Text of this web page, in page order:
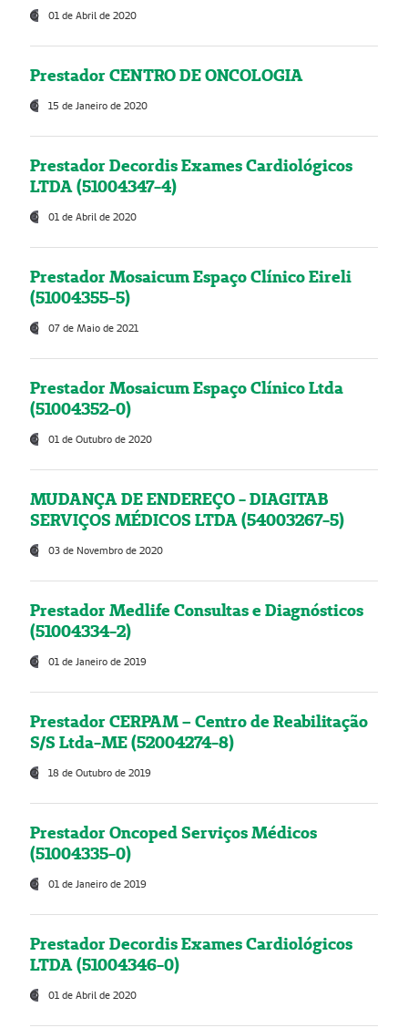
01 de Abril de 2020
Prestador CENTRO DE ONCOLOGIA
15 de Janeiro de 2020
Prestador Decordis Exames Cardiológicos
LTDA (51004347-4)
01 de Abril de 2020
Prestador Mosaicum Espaço Clínico Eireli
(51004355-5)
07 de Maio de 2021
Prestador Mosaicum Espaço Clínico Ltda
(51004352-0)
01 de Outubro de 2020
MUDANÇA DE ENDEREÇO - DIAGITAB
SERVIÇOS MÉDICOS LTDA (54003267-5)
03 de Novembro de 2020
Prestador Medlife Consultas e Diagnósticos
(51004334-2)
01 de Janeiro de 2019
Prestador CERPAM – Centro de Reabilitação
S/S Ltda-ME (52004274-8)
18 de Outubro de 2019
Prestador Oncoped Serviços Médicos
(51004335-0)
01 de Janeiro de 2019
Prestador Decordis Exames Cardiológicos
LTDA (51004346-0)
01 de Abril de 2020